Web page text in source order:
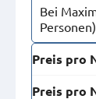
Bei
Personen)
Preis pro
Preis pro